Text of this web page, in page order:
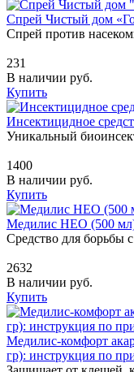
Спрей Чистый дом
Спрей против
231
В наличии руб.
Купить
Инсектицидное
Уникальный
1400
В наличии руб.
Купить
Медилис НЕО (500
Средство для борьбы
2632
В наличии руб.
Купить
Медилис-комфорт
гр): инструкция по